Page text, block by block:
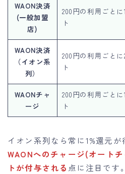
WAON決済
(一般加盟
店)
200円の利用ごとに
ト
WAON決済
（イオン系
列）
200円の利用ごとに
ト
WAONチャ
ージ
200円の利用ごとに
ト
イオン系列なら常に1%還元が
WAONへのチャージ(オート
トが付与される 点に注目です。